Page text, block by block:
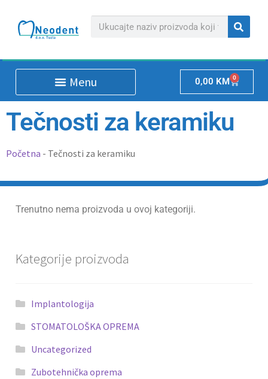
0,00 KM 0
Tečnosti za keramiku
Početna - Tečnosti za keramiku
Trenutno nema proizvoda u ovoj kategoriji.
Kategorije proizvoda
Implantologija
STOMATOLOŠKA OPREMA
Uncategorized
Zubotehnička oprema